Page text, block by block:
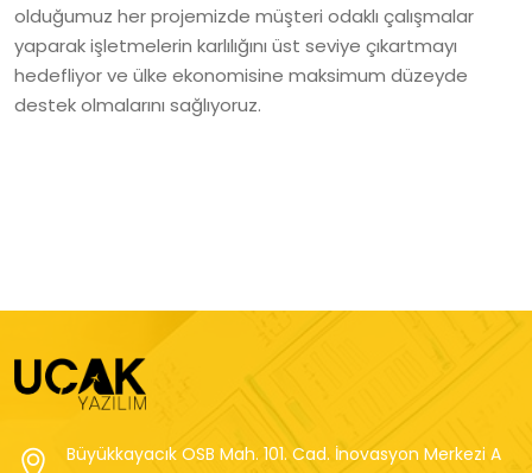
olduğumuz her projemizde müşteri odaklı çalışmalar
yaparak işletmelerin karlılığını üst seviye çıkartmayı
hedefliyor ve ülke ekonomisine maksimum düzeyde
destek olmalarını sağlıyoruz.
Büyükkayacık OSB Mah. 101. Cad. İnovasyon Merkezi A